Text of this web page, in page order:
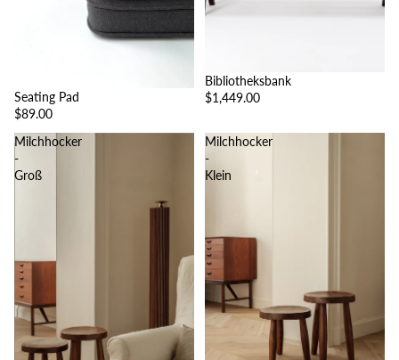
Seating Pad
$89.00
Bibliotheksbank
$1,449.00
Milchhocker
-
Groß
Milchhocker
-
Klein